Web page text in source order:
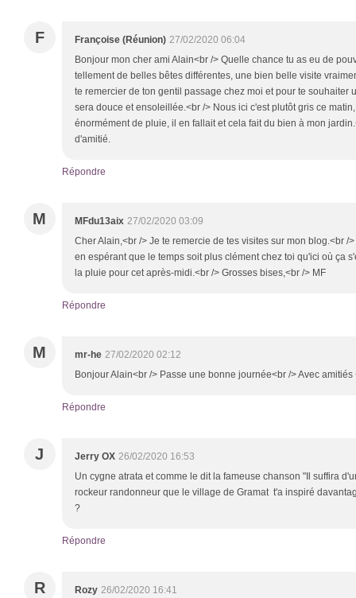
F Françoise (Réunion) 27/02/2020 06:04
Bonjour mon cher ami Alain<br /> Quelle chance tu as eu de
tellement de belles bêtes différentes, une bien belle visite
te remercier de ton gentil passage chez moi et pour te souhaiter
sera douce et ensoleillée.<br /> Nous ici c'est plutôt gris ce
énormément de pluie, il en fallait et cela fait du bien à mon
d'amitié.
Répondre
M MFdu13aix 27/02/2020 03:09
Cher Alain,<br /> Je te remercie de tes visites sur mon blog.<br /
en espérant que le temps soit plus clément chez toi qu'ici où ça
la pluie pour cet après-midi.<br /> Grosses bises,<br /> MF
Répondre
M mr-he 27/02/2020 02:12
Bonjour Alain<br /> Passe une bonne journée<br /> Avec amitiés
Répondre
J Jerry OX 26/02/2020 16:53
Un cygne atrata et comme le dit la fameuse chanson "Il suffira
rockeur randonneur que le village de Gramat t'a inspiré
?
Répondre
R Rozy 26/02/2020 16:41